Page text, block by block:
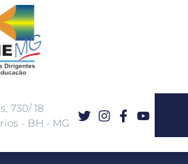
730/ 18
- BH - MG